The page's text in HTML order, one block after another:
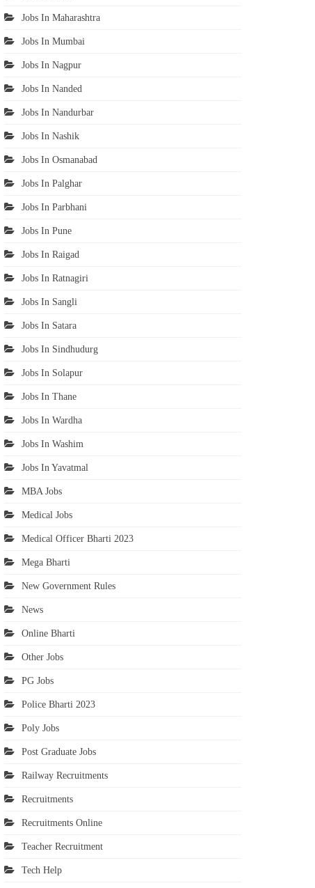
Jobs In Maharashtra
Jobs In Mumbai
Jobs In Nagpur
Jobs In Nanded
Jobs In Nandurbar
Jobs In Nashik
Jobs In Osmanabad
Jobs In Palghar
Jobs In Parbhani
Jobs In Pune
Jobs In Raigad
Jobs In Ratnagiri
Jobs In Sangli
Jobs In Satara
Jobs In Sindhudurg
Jobs In Solapur
Jobs In Thane
Jobs In Wardha
Jobs In Washim
Jobs In Yavatmal
MBA Jobs
Medical Jobs
Medical Officer Bharti 2023
Mega Bharti
New Government Rules
News
Online Bharti
Other Jobs
PG Jobs
Police Bharti 2023
Poly Jobs
Post Graduate Jobs
Railway Recruitments
Recruitments
Recruitments Online
Teacher Recruitment
Tech Help